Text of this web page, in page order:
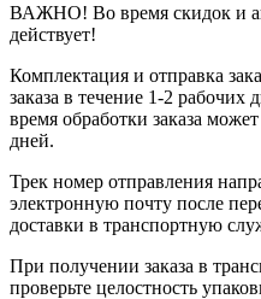
ВАЖНО! Во время скидок и
действует!
Комплектация и отправка
заказа в течение 1-2
время обработки заказа
дней.
Трек номер отправления
электронную почту после
доставки в транспортную
При получении заказа в
проверьте целостность